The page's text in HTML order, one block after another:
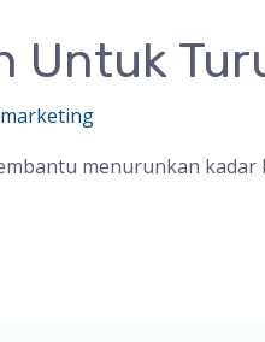
Untuk
marketing
menurunkan